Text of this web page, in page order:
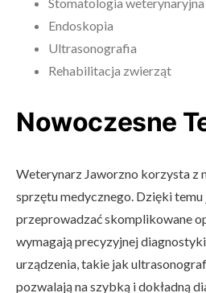
Endoskopia
Ultrasonografia
Rehabilitacja zwierząt
Nowoczesne
Weterynarz Jaworzno korzysta z
sprzętu medycznego. Dzięki temu
przeprowadzać skomplikowane
wymagają precyzyjnej
urządzenia, takie jak
pozwalają na szybką i dokładną